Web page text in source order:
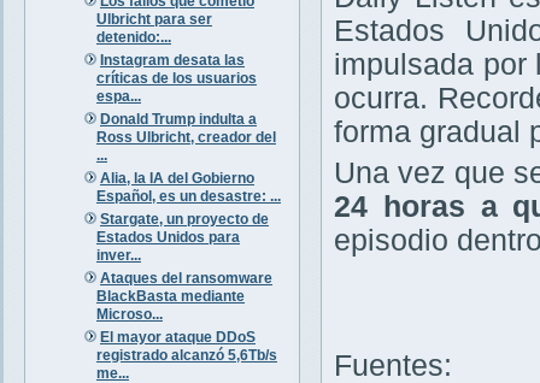
Ulbricht para ser
detenido:...
Instagram desata las
críticas de los usuarios
espa...
Donald Trump indulta a
Ross Ulbricht, creador del
...
Alia, la IA del Gobierno
Español, es un desastre: ...
Stargate, un proyecto de
Estados Unidos para
inver...
Ataques del ransomware
BlackBasta mediante
Microso...
El mayor ataque DDoS
registrado alcanzó 5,6Tb/s
me...
Estados
impulsada por
ocurra.
forma gradual
Una vez que
24 horas a
episodio
Fuentes: